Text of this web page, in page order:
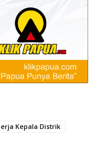
Kepala Distrik